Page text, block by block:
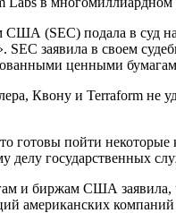
(SEC) подала в суд на
заявила в своем
ценными
Квону и Terraform
готовы пойти
делу государственных
и биржам США заявила,
американских